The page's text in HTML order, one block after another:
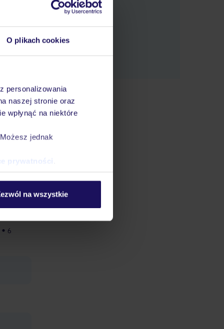
O plikach cookies
personalizowania
naszej stronie oraz
wpłynąć na niektóre
jednak
prywatności
na wszystkie
nauka
6